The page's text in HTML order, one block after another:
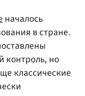
началось
в стране.
контроль, но
классические